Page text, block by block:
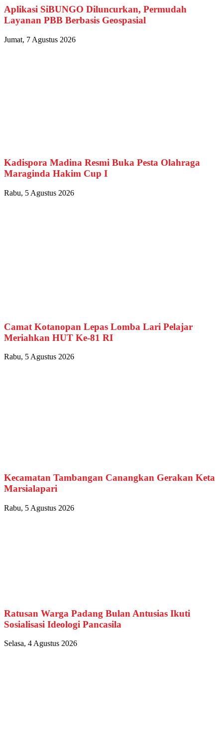
Aplikasi SiBUNGO Diluncurkan, Permudah
Layanan PBB Berbasis Geospasial
Jumat, 7 Agustus 2026
Kadispora Madina Resmi Buka Pesta Olahraga
Maraginda Hakim Cup I
Rabu, 5 Agustus 2026
Camat Kotanopan Lepas Lomba Lari Pelajar
Meriahkan HUT Ke-81 RI
Rabu, 5 Agustus 2026
Kecamatan Tambangan Canangkan Gerakan Keta
Marsialapari
Rabu, 5 Agustus 2026
Ratusan Warga Padang Bulan Antusias Ikuti
Sosialisasi Ideologi Pancasila
Selasa, 4 Agustus 2026